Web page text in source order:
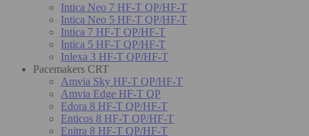
Intica Neo 7 HF-T QP/HF-T
Intica Neo 5 HF-T QP/HF-T
Intica 7 HF-T QP/HF-T
Intica 5 HF-T QP/HF-T
Inlexa 3 HF-T QP/HF-T
Pacemakers CRT
Amvia Sky HF-T QP/HF-T
Amvia Edge HF-T QP
Edora 8 HF-T QP/HF-T
Enticos 8 HF-T QP/HF-T
Enitra 8 HF-T QP/HF-T